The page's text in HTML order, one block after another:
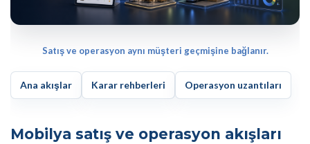
Satış ve operasyon aynı müşteri geçmişine bağlanır.
Ana akışlar Karar rehberleri Operasyon uzantıları
Mobilya satış ve operasyon akışları